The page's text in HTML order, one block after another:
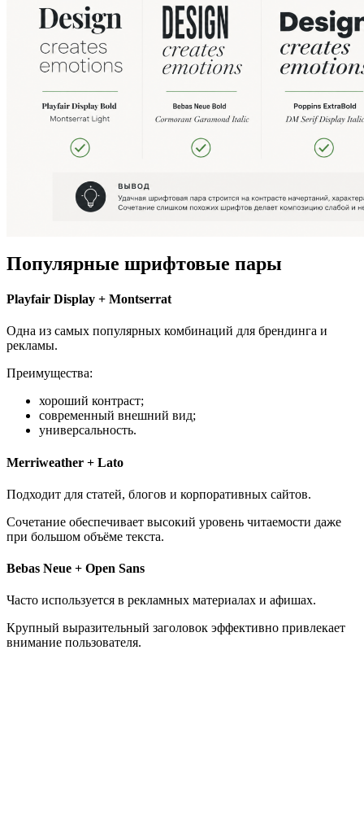
Популярные шрифтовые пары
Playfair Display + Montserrat
Одна из самых популярных комбинаций для брендинга и
рекламы.
Преимущества:
хороший контраст;
современный внешний вид;
универсальность.
Merriweather + Lato
Подходит для статей, блогов и корпоративных сайтов.
Сочетание обеспечивает высокий уровень читаемости даже
при большом объёме текста.
Bebas Neue + Open Sans
Часто используется в рекламных материалах и афишах.
Крупный выразительный заголовок эффективно привлекает
внимание пользователя.